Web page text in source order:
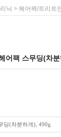
닉 > 헤어팩/트리트
어팩 스무딩(차
딩(차분하게), 490g